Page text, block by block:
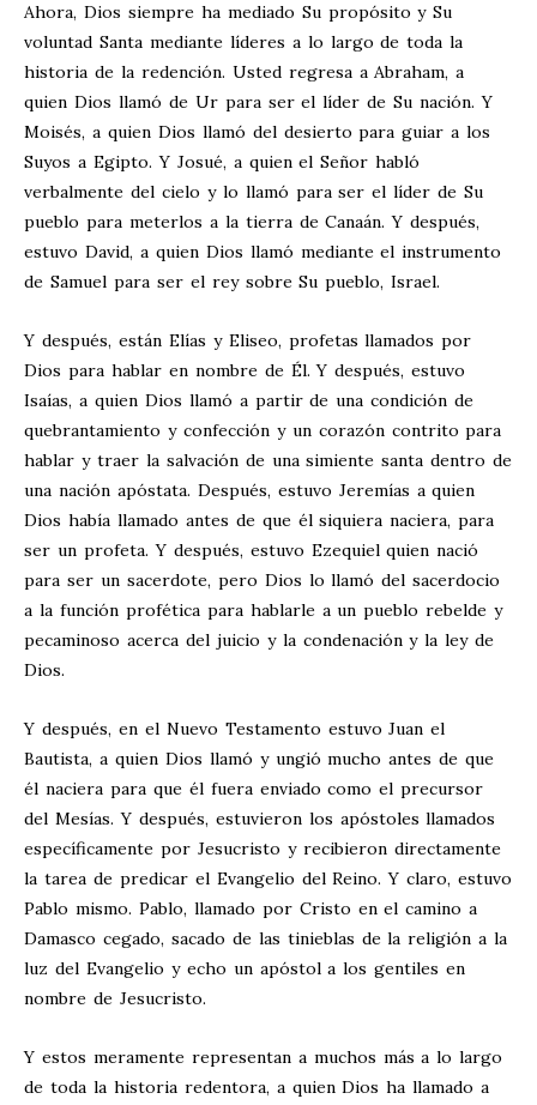
Ahora, Dios siempre ha mediado Su propósito y Su
voluntad Santa mediante líderes a lo largo de toda la
historia de la redención. Usted regresa a Abraham, a
quien Dios llamó de Ur para ser el líder de Su nación. Y
Moisés, a quien Dios llamó del desierto para guiar a los
Suyos a Egipto. Y Josué, a quien el Señor habló
verbalmente del cielo y lo llamó para ser el líder de Su
pueblo para meterlos a la tierra de Canaán. Y después,
estuvo David, a quien Dios llamó mediante el instrumento
de Samuel para ser el rey sobre Su pueblo, Israel.
Y después, están Elías y Eliseo, profetas llamados por
Dios para hablar en nombre de Él. Y después, estuvo
Isaías, a quien Dios llamó a partir de una condición de
quebrantamiento y confección y un corazón contrito para
hablar y traer la salvación de una simiente santa dentro de
una nación apóstata. Después, estuvo Jeremías a quien
Dios había llamado antes de que él siquiera naciera, para
ser un profeta. Y después, estuvo Ezequiel quien nació
para ser un sacerdote, pero Dios lo llamó del sacerdocio
a la función profética para hablarle a un pueblo rebelde y
pecaminoso acerca del juicio y la condenación y la ley de
Dios.
Y después, en el Nuevo Testamento estuvo Juan el
Bautista, a quien Dios llamó y ungió mucho antes de que
él naciera para que él fuera enviado como el precursor
del Mesías. Y después, estuvieron los apóstoles llamados
específicamente por Jesucristo y recibieron directamente
la tarea de predicar el Evangelio del Reino. Y claro, estuvo
Pablo mismo. Pablo, llamado por Cristo en el camino a
Damasco cegado, sacado de las tinieblas de la religión a la
luz del Evangelio y echo un apóstol a los gentiles en
nombre de Jesucristo.
Y estos meramente representan a muchos más a lo largo
de toda la historia redentora, a quien Dios ha llamado a